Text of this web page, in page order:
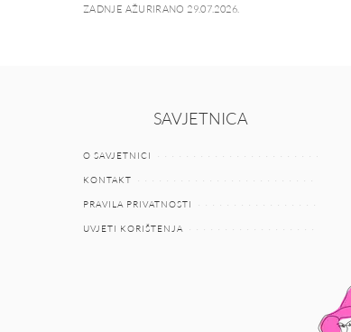
ZADNJE AŽURIRANO 29.07.2026.
SAVJETNICA
O SAVJETNICI
KONTAKT
PRAVILA PRIVATNOSTI
UVJETI KORIŠTENJA